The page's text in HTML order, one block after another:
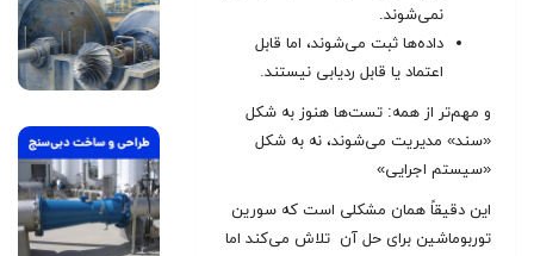
نمی‌شوند.
داده‌ها ثبت می‌شوند، اما قابل
اعتماد یا قابل ردیابی نیستند.
و مهم‌تر از همه: تست‌ها هنوز به شکل
«سند» مدیریت می‌شوند، نه به شکل
«سیستم اجرایی»
این دقیقاً همان مشکلی است که سورین
توربوماشین برای حل آن تلاش می‌کند اما